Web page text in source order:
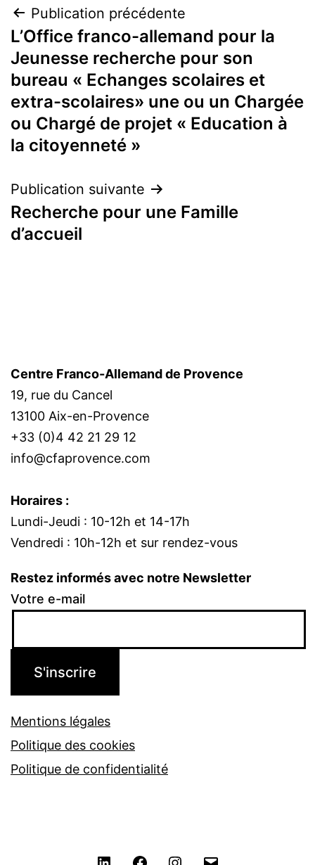
Navigation
de
l’article
Publication précédente
L’Office franco-allemand pour la
Jeunesse recherche pour son
bureau « Echanges scolaires et
extra-scolaires» une ou un Chargée
ou Chargé de projet « Education à
la citoyenneté »
Publication suivante
Recherche pour une Famille
d’accueil
Centre Franco-Allemand de Provence
19, rue du Cancel
13100 Aix-en-Provence
+33 (0)4 42 21 29 12
info@cfaprovence.com
Horaires :
Lundi-Jeudi : 10-12h et 14-17h
Vendredi : 10h-12h et sur rendez-vous
Restez informés avec notre Newsletter
Votre e-mail
Mentions légales
Politique des cookies
Politique de confidentialité
LinkedIn FacebookInstagram